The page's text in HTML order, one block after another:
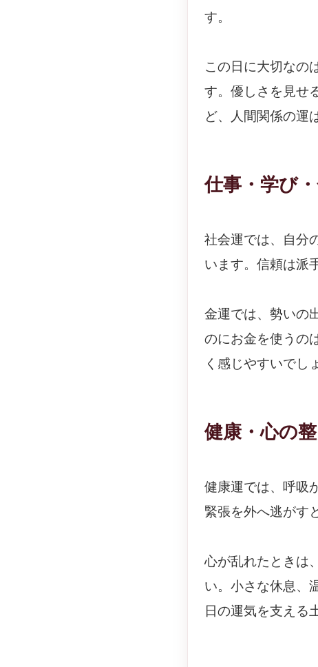
す。
この日に大切なの
す。優しさを見せ
ど、人間関係の運
仕事・学び
社会運では、自分
います。信頼は派
金運では、勢いの
のにお金を使うの
く感じやすいでし
健康・心の
健康運では、呼吸
緊張を外へ逃がす
心が乱れたときは
い。小さな休息、
日の運気を支える